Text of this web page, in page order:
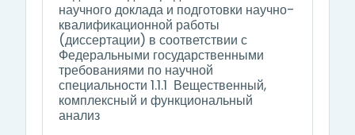
научного доклада и подготовки научно-
квалификационной работы
(диссертации) в соответствии с
Федеральными государственными
требованиями по научной
специальности 1.1.1 Вещественный,
комплексный и функциональный
анализ